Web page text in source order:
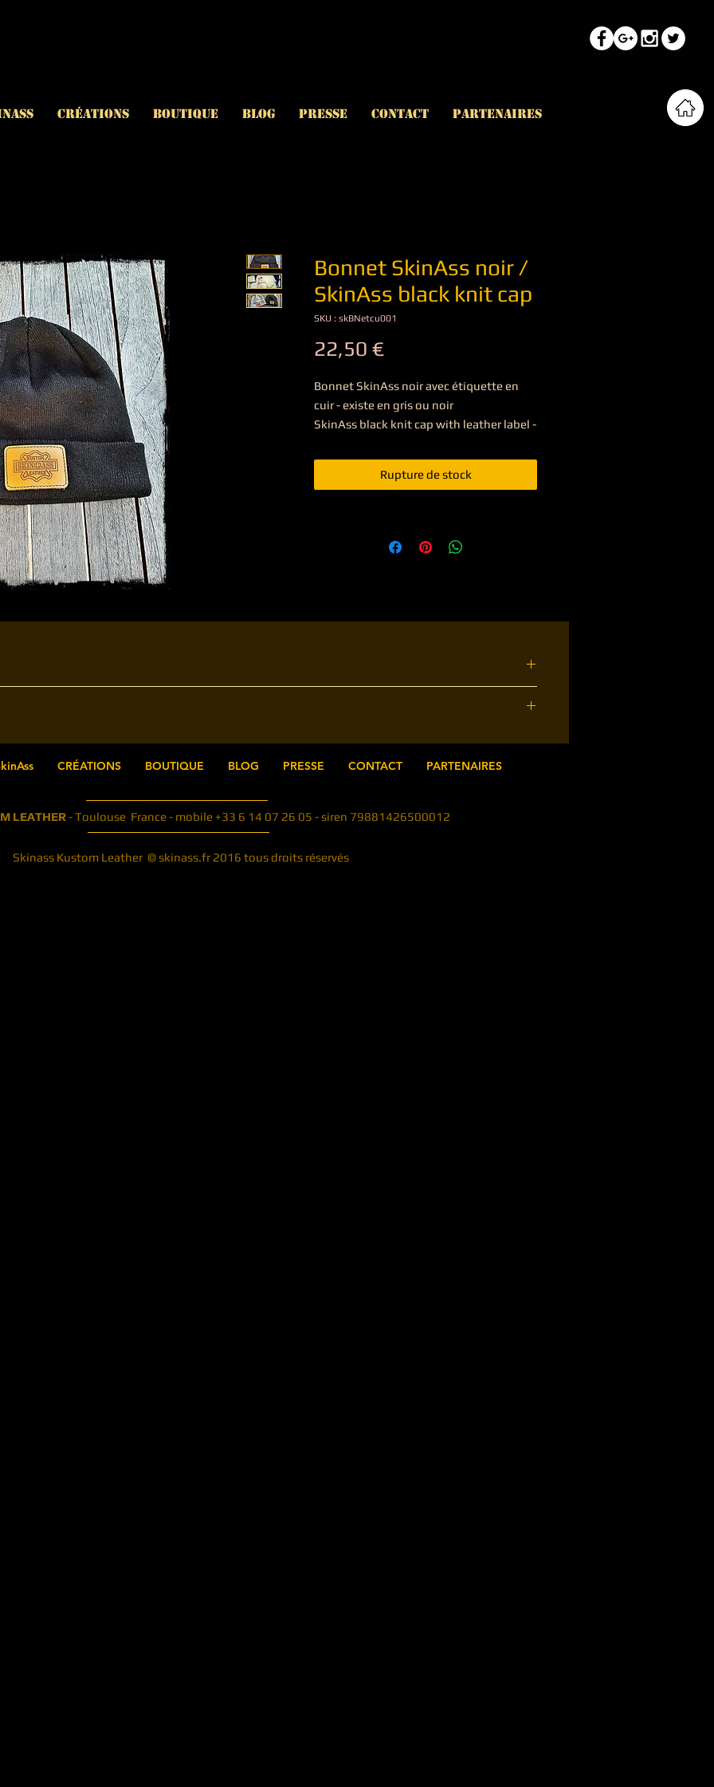
CRÉATIONS BOUTIQUE BLOG PRESSE CONTACT PARTENAIRES
Bonnet SkinAss noir /
SkinAss black knit cap
SKU : skBNetcu001
22,50 €Prix
Bonnet SkinAss noir avec étiquette en
cuir - existe en gris ou noir
SkinAss black knit cap with leather label -
Rupture de stock
CRÉATIONS BOUTIQUE BLOG PRESSE CONTACT PARTENAIRES
LEATHER - Toulouse France - mobile +33 6 14 07 26 05 - siren 79881426500012
Skinass Kustom Leather © skinass.fr 2016 tous droits réservés